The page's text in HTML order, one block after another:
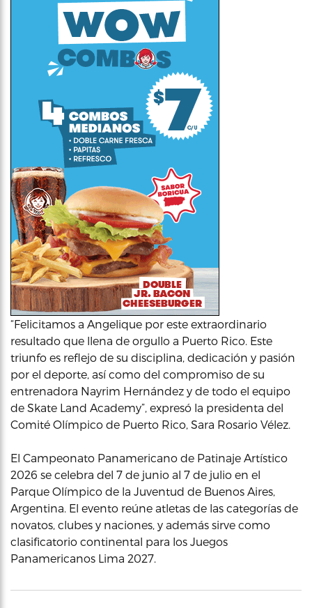
“Felicitamos a Angelique por este extraordinario
resultado que llena de orgullo a Puerto Rico. Este
triunfo es reflejo de su disciplina, dedicación y pasión
por el deporte, así como del compromiso de su
entrenadora Nayrim Hernández y de todo el equipo
de Skate Land Academy”, expresó la presidenta del
Comité Olímpico de Puerto Rico, Sara Rosario Vélez.
El Campeonato Panamericano de Patinaje Artístico
2026 se celebra del 7 de junio al 7 de julio en el
Parque Olímpico de la Juventud de Buenos Aires,
Argentina. El evento reúne atletas de las categorías de
novatos, clubes y naciones, y además sirve como
clasificatorio continental para los Juegos
Panamericanos Lima 2027.